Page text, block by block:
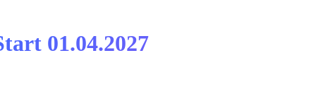
01.04.2027